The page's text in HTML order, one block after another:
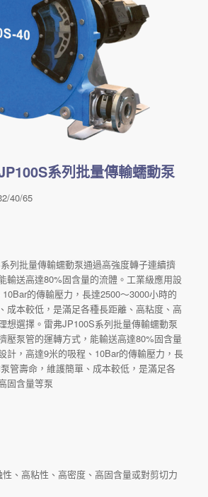
系列批量傳輸蠕動泵
40/65
列批量傳輸蠕動泵通過高強度轉子連續擠
輸送高達80%固含量的流體。工業級應用設
的傳輸壓力，長達2500～3000小時的
成本較低，是滿足各種長距離、高粘度、高
想選擇。雷弗JP100S系列批量傳輸蠕動泵
壓泵管的運轉方式，能輸送高達80%固含量
計，高達9米的吸程、10Bar的傳輸壓力，長
管壽命，維護簡單、成本較低，是滿足各
固含量等泵
、高粘性、高密度、高固含量或對剪切力